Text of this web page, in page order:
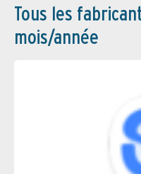
Tous les
mois/année